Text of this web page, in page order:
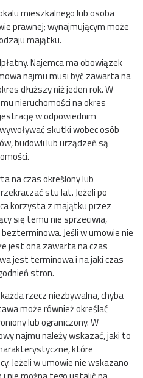
mieszkalnego lub osoba
prawnej; wynajmującym może
majątku.
Najemca ma obowiązek
najmu musi być zawarta na
dłuższy niż jeden rok. W
nieruchomości na okres
w odpowiednim
skutki wobec osób
budowli lub urządzeń są
na czas określony lub
stu lat. Jeżeli po
korzysta z majątku przez
się temu nie sprzeciwia,
Jeśli w umowie nie
jest ona zawarta na czas
jest terminowa i na jaki czas
stron.
rzecz niezbywalna, chyba
może również określać
lub ograniczony. W
najmu należy wskazać, jaki to
które
Jeżeli w umowie nie wskazano